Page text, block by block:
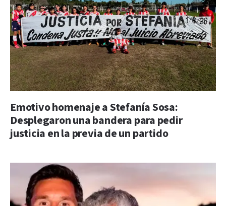
Emotivo homenaje a Stefanía Sosa:
Desplegaron una bandera para pedir
justicia en la previa de un partido